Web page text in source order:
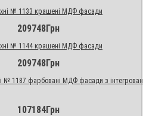
№ 1133 крашені МДФ фасади
209748Грн
№ 1144 крашені МДФ фасади
209748Грн
№ 1187 фарбовані МДФ фасади з
107184Грн